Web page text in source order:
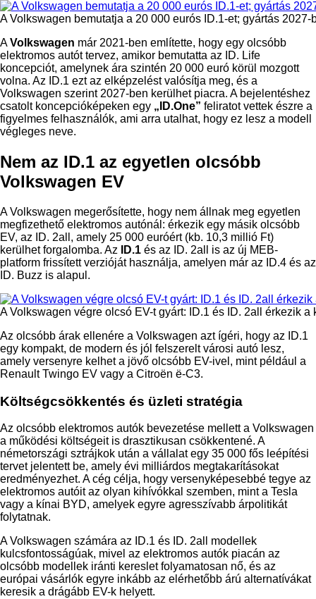
A Volkswagen bemutatja a 20 000 eurós ID.1-et; gyártás 2027-
AVolkswagen már 2021-ben említette, hogy egy olcsóbb
elektromos autót tervez, amikor bemutatta az ID. Life
koncepciót, amelynek ára szintén 20 000 euró körül mozgott
volna. Az ID.1 ezt az elképzelést valósítja meg, és a
Volkswagen szerint 2027-ben kerülhet piacra. A bejelentéshez
csatolt koncepcióképeken egy „ID.One” feliratot vettek észre a
figyelmes felhasználók, ami arra utalhat, hogy ez lesz a modell
végleges neve.
Nem az ID.1 az egyetlen olcsóbb
Volkswagen EV
A Volkswagen megerősítette, hogy nem állnak meg egyetlen
megfizethető elektromos autónál: érkezik egy másik olcsóbb
EV, az ID. 2all, amely 25 000 euróért (kb. 10,3 millió Ft)
kerülhet forgalomba. Az
ID.1 és az ID. 2all is az új MEB-
platform frissített verzióját használja, amelyen már az ID.4 és az
ID. Buzz is alapul.
A Volkswagen végre olcsó EV-t gyárt: ID.1 és ID. 2all érkezik a
Az olcsóbb árak ellenére a Volkswagen azt ígéri, hogy az ID.1
egy kompakt, de modern és jól felszerelt városi autó lesz,
amely versenyre kelhet a jövő olcsóbb EV-ivel, mint például a
Renault Twingo EV vagy a Citroën ë-C3.
Költségcsökkentés és üzleti stratégia
Az olcsóbb elektromos autók bevezetése mellett a Volkswagen
a működési költségeit is drasztikusan csökkentené. A
németországi sztrájkok után a vállalat egy 35 000 fős leépítési
tervet jelentett be, amely évi milliárdos megtakarításokat
eredményezhet. A cég célja, hogy versenyképesebbé tegye az
elektromos autóit az olyan kihívókkal szemben, mint a Tesla
vagy a kínai BYD, amelyek egyre agresszívabb árpolitikát
folytatnak.
A Volkswagen számára az ID.1 és ID. 2all modellek
kulcsfontosságúak, mivel az elektromos autók piacán az
olcsóbb modellek iránti kereslet folyamatosan nő, és az
európai vásárlók egyre inkább az elérhetőbb árú alternatívákat
keresik a drágább EV-k helyett.